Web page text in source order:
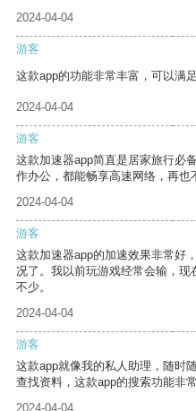
2024-04-04
游客
这款app的功能非常丰富，可以满
2024-04-04
游客
这款加速器app简直是居家旅行必
作办公，都能畅享高速网络，再也
2024-04-04
游客
这款加速器app的加速效果非常好
况了。我以前玩游戏经常会输，现
不少。
2024-04-04
游客
这款app就像我的私人助理，随时
查找资料，这款app的搜索功能非
2024-04-04